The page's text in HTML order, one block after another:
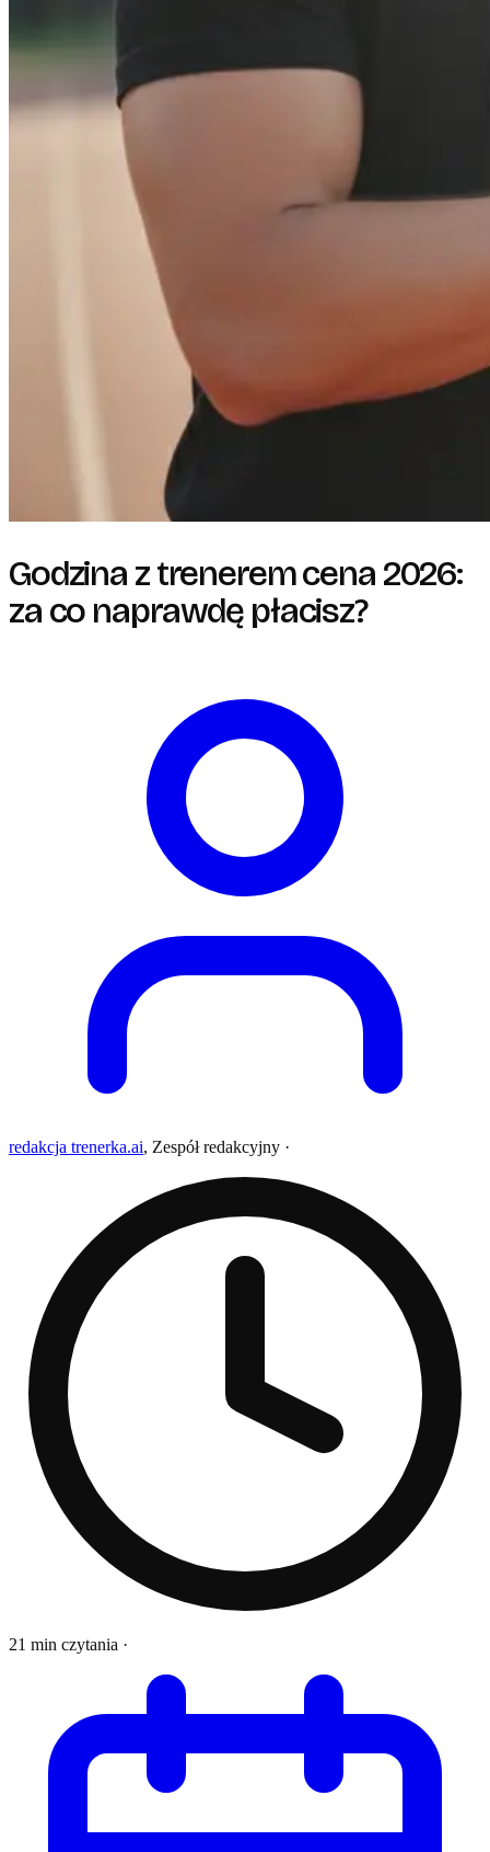
Godzina z trenerem cena 2026:
za co naprawdę płacisz?
redakcja trenerka.ai, Zespół redakcyjny ·
21 min czytania ·